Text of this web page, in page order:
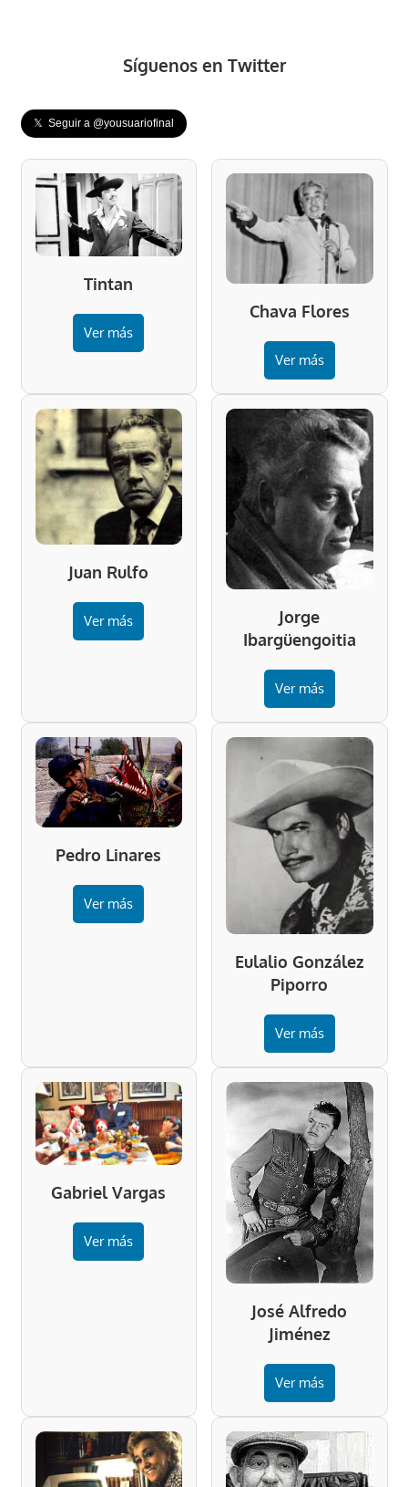
Síguenos en Twitter
𝕏 Seguir a @yousuariofinal
Tintan
Ver más
Chava Flores
Ver más
Juan Rulfo
Ver más
Jorge
Ibargüengoitia
Ver más
Pedro Linares
Ver más
Eulalio González
Piporro
Ver más
Gabriel Vargas
Ver más
José Alfredo
Jiménez
Ver más